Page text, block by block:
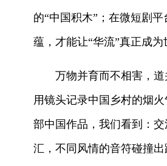
的“中国积木”；在微短剧
蕴，才能让“华流”真正成为
万物并育而不相害，
用镜头记录中国乡村的烟
部中国作品，我们看到：
汇，不同风情的音符碰撞